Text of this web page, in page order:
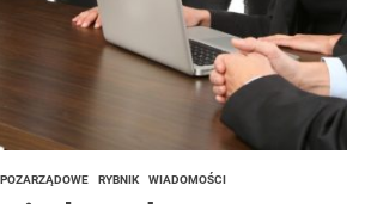
RYBNIK WIADOMOŚCI